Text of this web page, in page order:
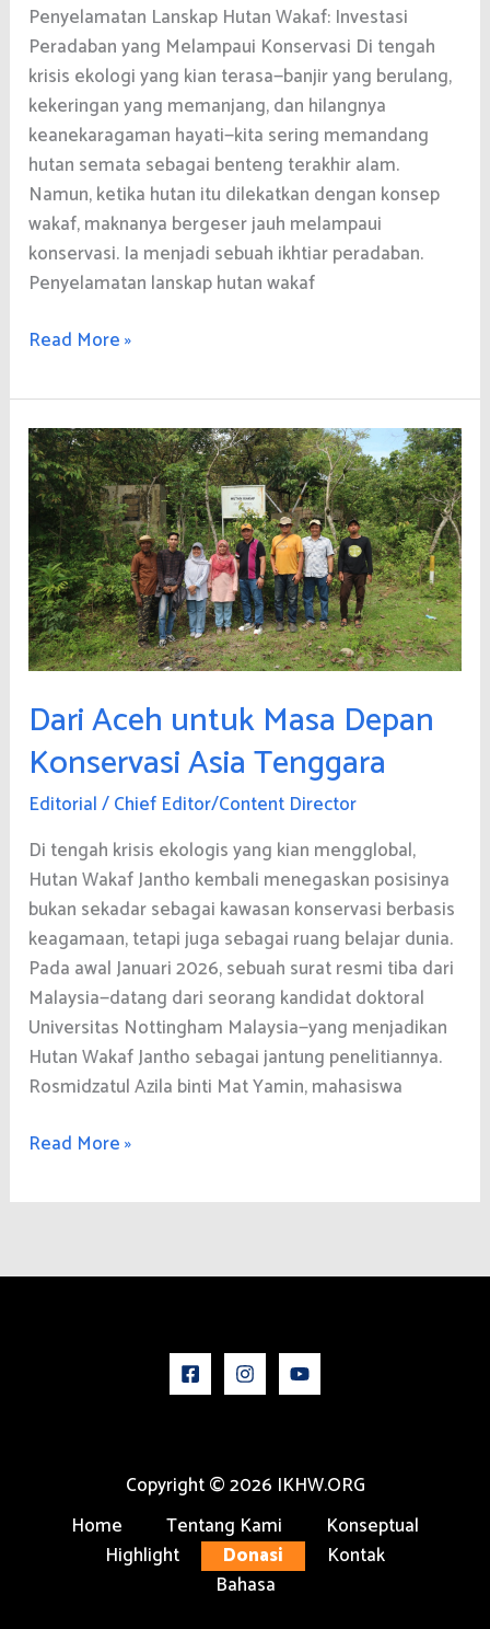
Penyelamatan Lanskap Hutan Wakaf: Investasi
Peradaban yang Melampaui Konservasi Di tengah
krisis ekologi yang kian terasa—banjir yang berulang,
kekeringan yang memanjang, dan hilangnya
keanekaragaman hayati—kita sering memandang
hutan semata sebagai benteng terakhir alam.
Namun, ketika hutan itu dilekatkan dengan konsep
wakaf, maknanya bergeser jauh melampaui
konservasi. Ia menjadi sebuah ikhtiar peradaban.
Penyelamatan lanskap hutan wakaf
Lanskap
Wakaf
Read More »
Dari Aceh untuk Masa Depan
Konservasi Asia Tenggara
Editorial/Chief Editor/Content Director
Di tengah krisis ekologis yang kian mengglobal,
Hutan Wakaf Jantho kembali menegaskan posisinya
bukan sekadar sebagai kawasan konservasi berbasis
keagamaan, tetapi juga sebagai ruang belajar dunia.
Pada awal Januari 2026, sebuah surat resmi tiba dari
Malaysia—datang dari seorang kandidat doktoral
Universitas Nottingham Malaysia—yang menjadikan
Hutan Wakaf Jantho sebagai jantung penelitiannya.
Rosmidzatul Azila binti Mat Yamin, mahasiswa
Dari
untuk
Read More »
Copyright © 2026 IKHW.ORG
Home
Tentang Kami
Konseptual
Highlight
Donasi
Kontak
Bahasa